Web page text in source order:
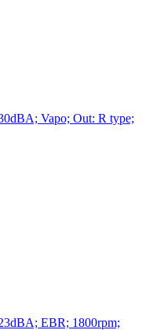
Vapo; Out: R type;
EBR; 1800rpm;